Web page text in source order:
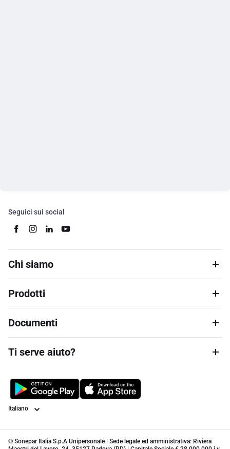
Seguici sui social
Chi siamo
Prodotti
Documenti
Ti serve aiuto?
Lingua
© Sonepar Italia S.p.A Unipersonale | Sede legale ed amministrativa: Riviera